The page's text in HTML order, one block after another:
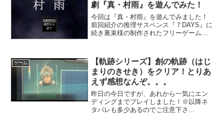
劇『真・村雨』を遊んでみた！
今回は『真・村雨』を遊んでみました！
前回紹介の推理サスペンス『７DAYS』に
続き裏束様の制作されたフリーゲームで
【ＳＨＡＤＯＷ】【ＳＨＡＤＯＷＳ】一
覧ゲームのあらす...
ゲーム
【軌跡シリーズ】創の軌跡（はじ
まりのきせき）をクリア！とりあ
えず感想なんぞ。。。
昨日の今日ですが、あれから一気にエン
ディングまでプレイしました！※以降ネ
タバレも多少あるのでご注意下さ